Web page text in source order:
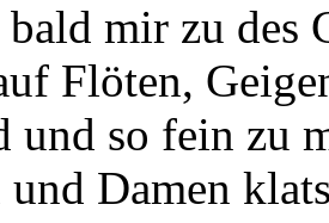
mir zu des
Flöten,
und so fein zu
Damen